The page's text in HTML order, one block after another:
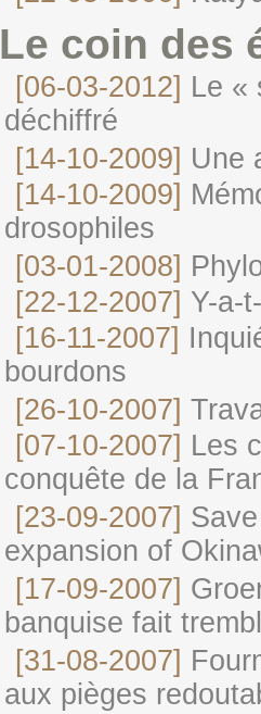
Le coin des
[06-03-2012] Le «
déchiffré
[14-10-2009] Une
[14-10-2009]
drosophiles
[03-01-2008]
[22-12-2007] Y-a-
[16-11-2007]
bourdons
[26-10-2007]
[07-10-2007] Les
conquête de la
[23-09-2007]
expansion of
[17-09-2007]
banquise fait
[31-08-2007]
aux pièges